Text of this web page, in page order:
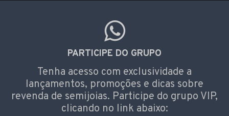
PARTICIPE DO GRUPO
Tenha acesso com exclusividade a
lançamentos, promoções e dicas sobre
revenda de semijoias. Participe do grupo VIP,
clicando no link abaixo: